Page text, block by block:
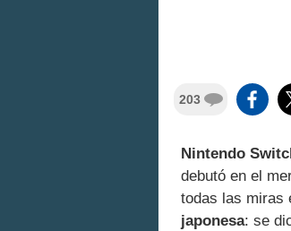
203
Nintendo
debutó en el
todas las miras
japonesa: se